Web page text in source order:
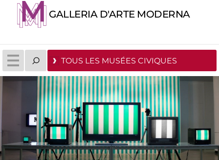
GALLERIA D'ARTE MODERNA
TOUS LES MUSÉES CIVIQUES